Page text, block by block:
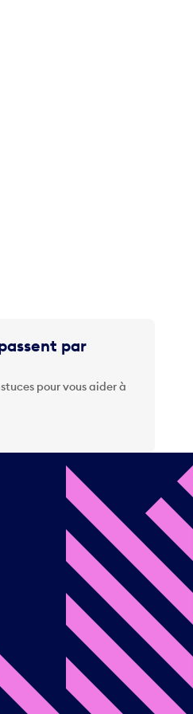
par
pour vous aider à